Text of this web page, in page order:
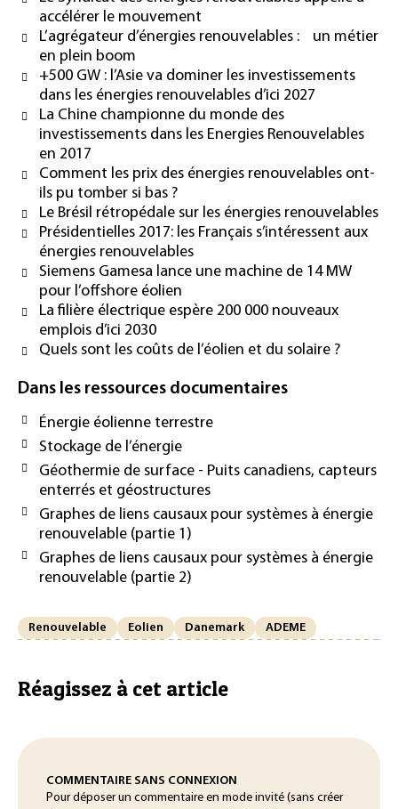
accélérer le mouvement
L’agrégateur d’énergies renouvelables : un métier
en plein boom
+500 GW : l’Asie va dominer les investissements
dans les énergies renouvelables d’ici 2027
La Chine championne du monde des
investissements dans les Energies Renouvelables
en 2017
Comment les prix des énergies renouvelables ont-
ils pu tomber si bas ?
Le Brésil rétropédale sur les énergies renouvelables
Présidentielles 2017: les Français s’intéressent aux
énergies renouvelables
Siemens Gamesa lance une machine de 14 MW
pour l’offshore éolien
La filière électrique espère 200 000 nouveaux
emplois d’ici 2030
Quels sont les coûts de l’éolien et du solaire ?
Dans les ressources documentaires
Énergie éolienne terrestre
Stockage de l’énergie
Géothermie de surface - Puits canadiens, capteurs
enterrés et géostructures
Graphes de liens causaux pour systèmes à énergie
renouvelable (partie 1)
Graphes de liens causaux pour systèmes à énergie
renouvelable (partie 2)
Renouvelable Eolien Danemark ADEME
Réagissez à cet article
COMMENTAIRE SANS CONNEXION
Pour déposer un commentaire en mode invité (sans créer